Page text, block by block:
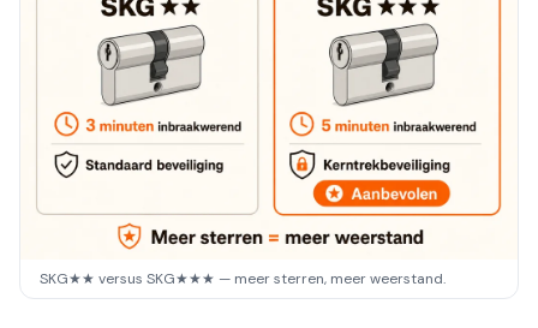
SKG★★ versus SKG★★★ — meer sterren, meer weerstand.